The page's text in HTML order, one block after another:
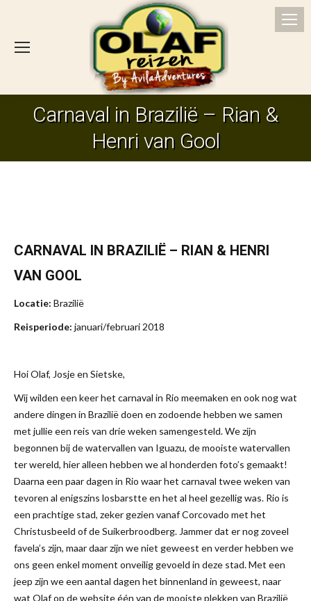
Carnaval in Brazilië – Rian &
Henri van Gool
CARNAVAL IN BRAZILIË – RIAN & HENRI
VAN GOOL
Locatie: Brazilië
Reisperiode: januari/februari 2018
Hoi Olaf, Josje en Sietske,
Wij wilden een keer het carnaval in Rio meemaken en ook nog wat
andere dingen in Brazilië doen en zodoende hebben we samen
met jullie een reis van drie weken samengesteld. We zijn
begonnen bij de watervallen van Iguazu, de mooiste watervallen
ter wereld, hier alleen hebben we al honderden foto’s gemaakt!
Daarna een paar dagen in Rio waar het carnaval twee weken van
tevoren al enigszins losbarstte en het al heel gezellig was. Rio is
een prachtige stad, zeker gezien vanaf Corcovado met het
Christusbeeld of de Suikerbroodberg. Jammer dat er nog zoveel
favela’s zijn, maar daar zijn we niet geweest en verder hebben we
ons geen enkel moment onveilig gevoeld in deze stad. Met een
jeep zijn we een aantal dagen het binnenland in geweest, naar
wat Olaf op de website één van de mooiste plekken van Brazilië